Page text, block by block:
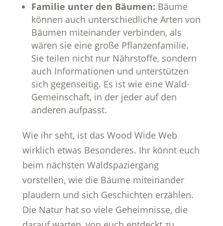
Familie unter den Bäumen: Bäume
können auch unterschiedliche Arten von
Bäumen miteinander verbinden, als
wären sie eine große Pflanzenfamilie.
Sie teilen nicht nur Nährstoffe, sondern
auch Informationen und unterstützen
sich gegenseitig. Es ist wie eine Wald-
Gemeinschaft, in der jeder auf den
anderen aufpasst.
Wie ihr seht, ist das Wood Wide Web
wirklich etwas Besonderes. Ihr könnt euch
beim nächsten Waldspaziergang
vorstellen, wie die Bäume miteinander
plaudern und sich Geschichten erzählen.
Die Natur hat so viele Geheimnisse, die